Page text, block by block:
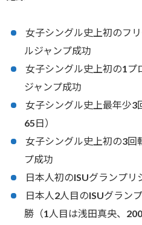
女子シングル史上初のフ
ルジャンプ成功
女子シングル史上初の1プ
ジャンプ成功
女子シングル史上最年少3
65日）
女子シングル史上初の3回
プ成功
日本人初のISUグランプリ
日本人2人目のISUグラン
勝（1人目は浅田真央、